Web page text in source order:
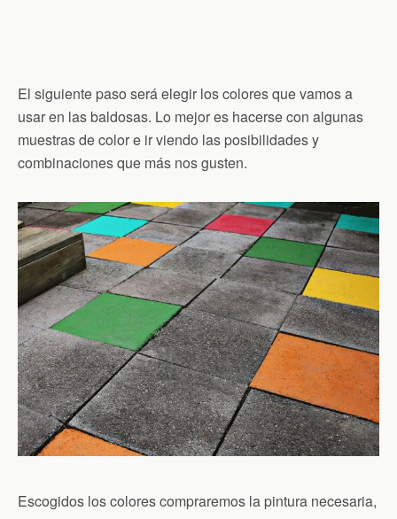
El siguiente paso será elegir los colores que vamos a
usar en las baldosas. Lo mejor es hacerse con algunas
muestras de color e ir viendo las posibilidades y
combinaciones que más nos gusten.
Escogidos los colores compraremos la pintura necesaria,